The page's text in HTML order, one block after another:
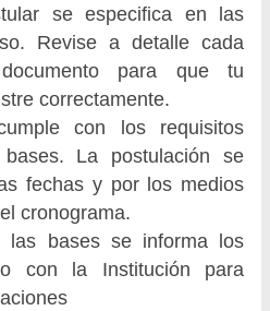
se especifica en las
Revise a detalle cada
para que tu
correctamente.
con los requisitos
La postulación se
fechas y por los medios
cronograma.
las bases se informa los
con la Institución para